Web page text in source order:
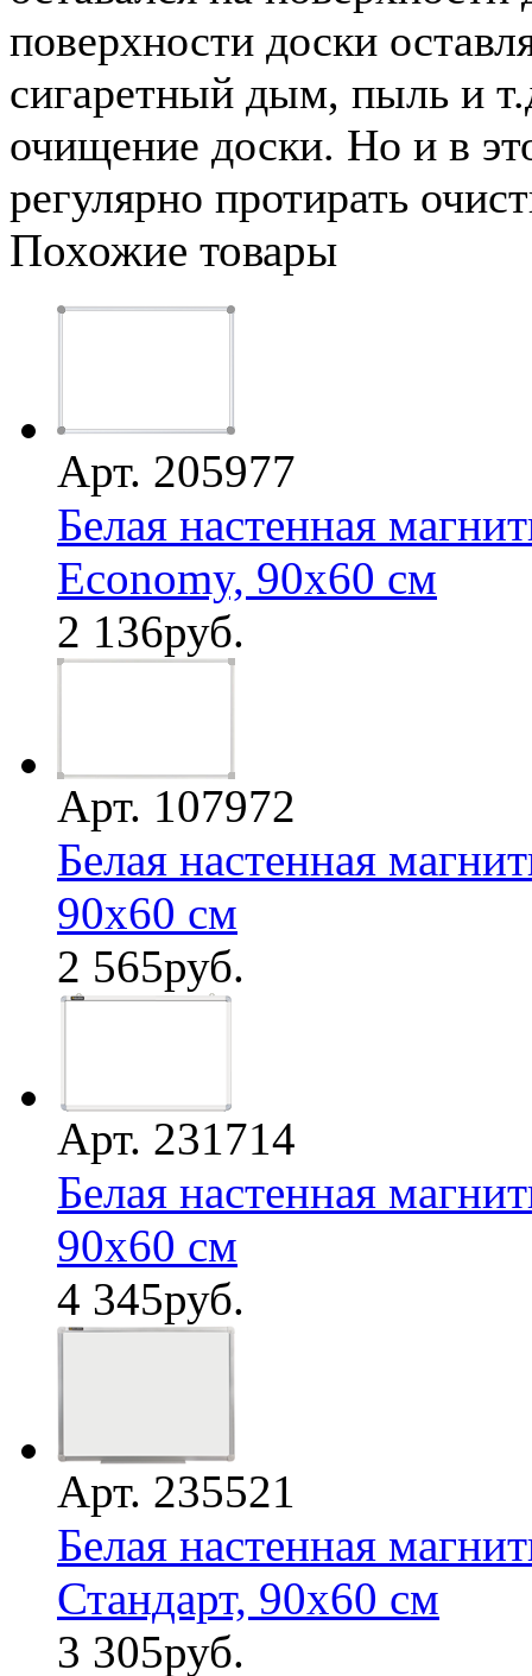
поверхности доски
сигаретный дым, пыль и
очищение доски. Но и в
регулярно протирать
Похожие товары
Арт. 205977
Белая настенная
Economy, 90х60 см
2 136руб.
Арт. 107972
Белая настенная
90х60 см
2 565руб.
Арт. 231714
Белая настенная
90х60 см
4 345руб.
Арт. 235521
Белая настенная
Стандарт, 90х60 см
3 305руб.